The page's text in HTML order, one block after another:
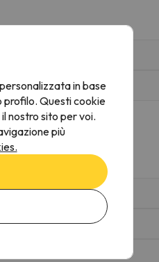
in base
profilo. Questi cookie
nostro sito per voi.
più